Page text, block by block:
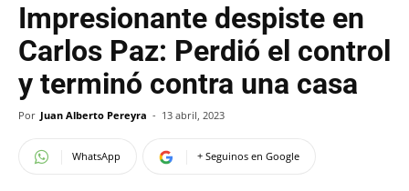
Impresionante despiste en
Carlos Paz: Perdió el control
y terminó contra una casa
Por Juan Alberto Pereyra - 13 abril, 2023
WhatsApp + Seguinos en Google